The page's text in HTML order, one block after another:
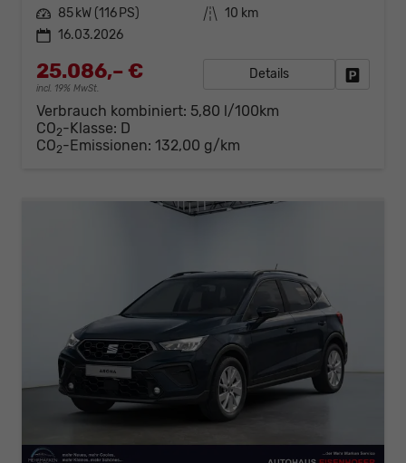
Leistung 85 kW (116 PS) Kilometerstand 10 km
16.03.2026
25.086,– €
incl. 19% MwSt.
Details
Verbrauch kombiniert: 5,80 l/100km
CO2-Klasse: D
CO2-Emissionen: 132,00 g/km